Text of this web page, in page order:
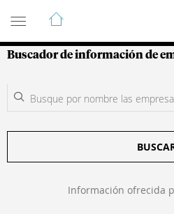
Guía de Empresas
Buscador de información de
Información ofrecida